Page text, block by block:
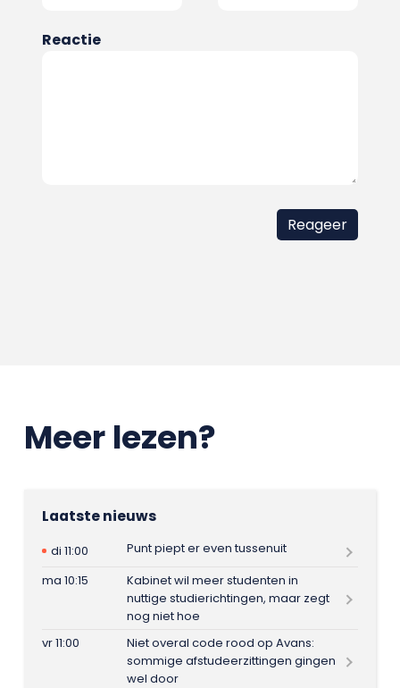
Reactie
Meer lezen?
Laatste nieuws
di 11:00
Punt piept er even tussenuit
ma 10:15
Kabinet wil meer studenten in
nuttige studierichtingen, maar zegt
nog niet hoe
vr 11:00
Niet overal code rood op Avans:
sommige afstudeerzittingen gingen
wel door